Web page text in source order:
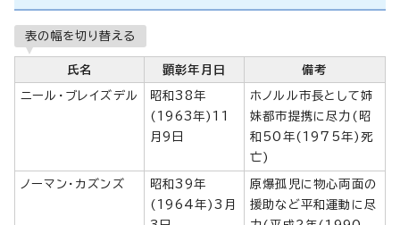
表の幅を切り替える
氏名 顕彰年月日 備考
ニール・ブレイズデル
昭和38年
(1963年)11
月9日
ホノルル市長として姉
妹都市提携に尽力(昭
和50年(1975年)死
亡)
ノーマン・カズンズ
昭和39年
(1964年)3月
原爆孤児に物心両面の
援助など平和運動に尽